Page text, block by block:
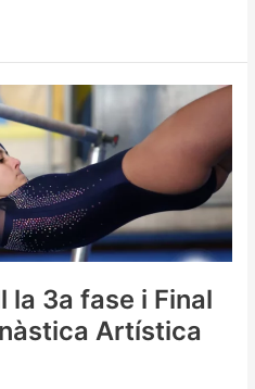
la 3a fase i Final
Artística